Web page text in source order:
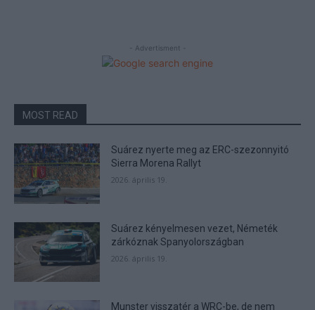
- Advertisment -
MOST READ
Suárez nyerte meg az ERC-szezonnyitó
Sierra Morena Rallyt
2026. április 19.
Suárez kényelmesen vezet, Németék
zárkóznak Spanyolországban
2026. április 19.
Munster visszatér a WRC-be, de nem